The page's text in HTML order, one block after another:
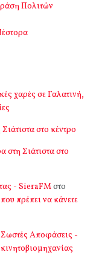
Πολιτών
χαρές σε Γαλατινή,
στο κέντρο
στη Σιάτιστα στο
- SieraFMστο
πρέπει να κάνετε
Σωστές Αποφάσεις -